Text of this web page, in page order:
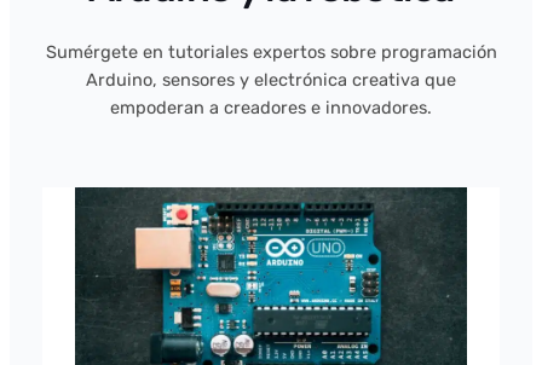
Sumérgete en tutoriales expertos sobre programación
Arduino, sensores y electrónica creativa que
empoderan a creadores e innovadores.